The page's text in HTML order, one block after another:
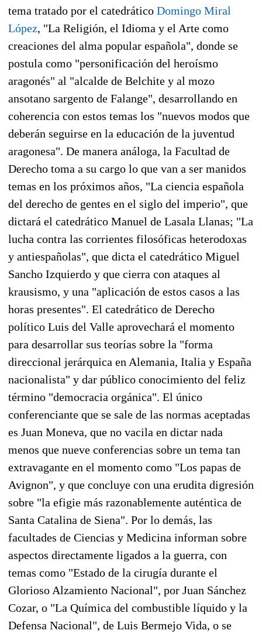
tema tratado por el catedrático Domingo Miral
López, "La Religión, el Idioma y el Arte como
creaciones del alma popular española", donde se
postula como "personificación del heroísmo
aragonés" al "alcalde de Belchite y al mozo
ansotano sargento de Falange", desarrollando en
coherencia con estos temas los "nuevos modos que
deberán seguirse en la educación de la juventud
aragonesa". De manera análoga, la Facultad de
Derecho toma a su cargo lo que van a ser manidos
temas en los próximos años, "La ciencia española
del derecho de gentes en el siglo del imperio", que
dictará el catedrático Manuel de Lasala Llanas; "La
lucha contra las corrientes filosóficas heterodoxas
y antiespañolas", que dicta el catedrático Miguel
Sancho Izquierdo y que cierra con ataques al
krausismo, y una "aplicación de estos casos a las
horas presentes". El catedrático de Derecho
político Luis del Valle aprovechará el momento
para desarrollar sus teorías sobre la "forma
direccional jerárquica en Alemania, Italia y España
nacionalista" y dar público conocimiento del feliz
término "democracia orgánica". El único
conferenciante que se sale de las normas aceptadas
es Juan Moneva, que no vacila en dictar nada
menos que nueve conferencias sobre un tema tan
extravagante en el momento como "Los papas de
Avignon", y que concluye con una erudita digresión
sobre "la efigie más razonablemente auténtica de
Santa Catalina de Siena". Por lo demás, las
facultades de Ciencias y Medicina informan sobre
aspectos directamente ligados a la guerra, con
temas como "Estado de la cirugía durante el
Glorioso Alzamiento Nacional", por Juan Sánchez
Cozar, o "La Química del combustible líquido y la
Defensa Nacional", de Luis Bermejo Vida, o se